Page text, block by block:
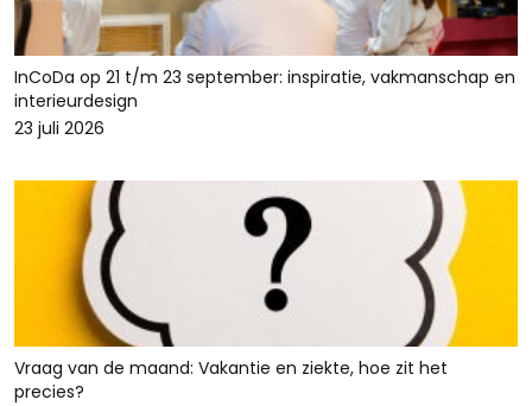
InCoDa op 21 t/m 23 september: inspiratie, vakmanschap en
interieurdesign
23 juli 2026
Vraag van de maand: Vakantie en ziekte, hoe zit het
precies?